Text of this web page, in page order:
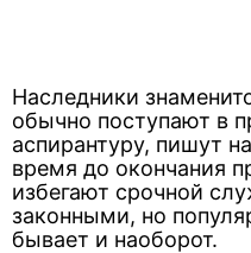
Наследники
обычно поступают в
аспирантуру, пишут
время до окончания
избегают срочной
законными, но
бывает и наоборот.